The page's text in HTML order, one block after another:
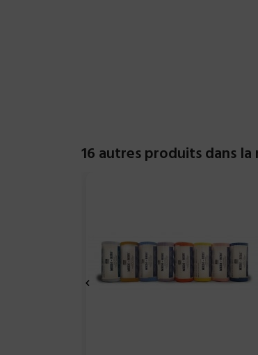
16 autres produits dans
